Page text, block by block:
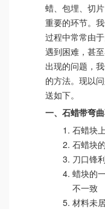
蜡、包埋、切
重要的环节。
过程中常常由
遇到困难，甚
出现的问题，
的方法。现以
送如下。
一、石蜡带弯
石蜡块
石蜡块
刀口锋
蜡块的
不一致
材料未